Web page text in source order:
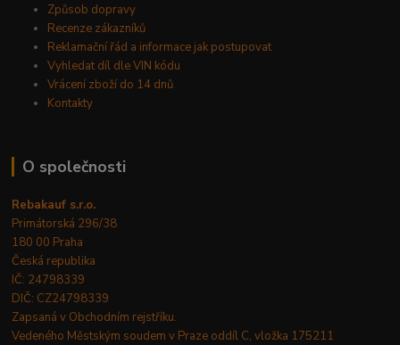
Způsob dopravy
Recenze zákazníků
Reklamační řád a informace jak postupovat
Vyhledat díl dle VIN kódu
Vrácení zboží do 14 dnů
Kontakty
O společnosti
Rebakauf s.r.o.
Primátorská 296/38
180 00 Praha
Česká republika
IČ: 24798339
DIČ: CZ24798339
Zapsaná v Obchodním rejstříku.
Vedeného Městským soudem v Praze oddíl C, vložka 175211